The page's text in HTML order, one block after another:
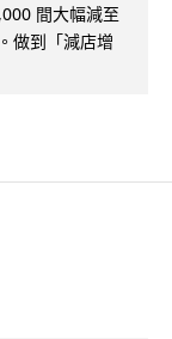
間大幅減至
做到「減店增